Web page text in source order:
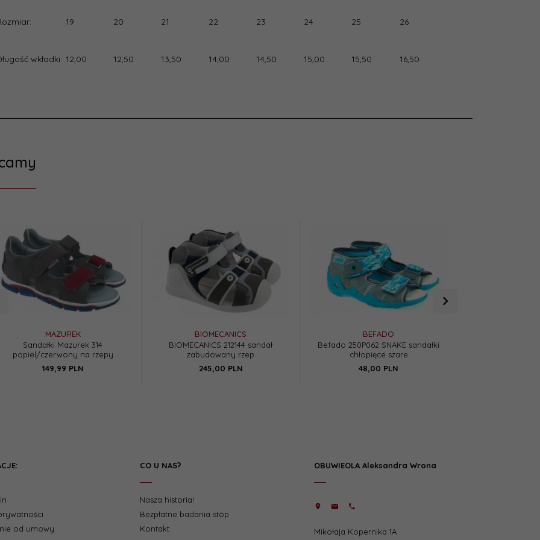
19 20 21 22 23 24 25 26
wkładki: 12,00 12,50 13,50 14,00 14,50 15,00 15,50 16,50
Chłopcy
Nowy
MAZUREK
Sandałki Mazurek 314
popiel/czerwony na rzepy
149,99 PLN
BIOMECANICS
BIOMECANICS 212144 sandał
zabudowany rzep
245,00 PLN
BEFADO
Befado 250P062 SNAKE sandałki
chłopięce szare
48,00 PLN
od umowy
CO U NAS?
Nasza historia!
Bezpłatne badania stóp
Kontakt
OBUWIEOLA Aleksandra Wrona
Mikołaja Kopernika 1A